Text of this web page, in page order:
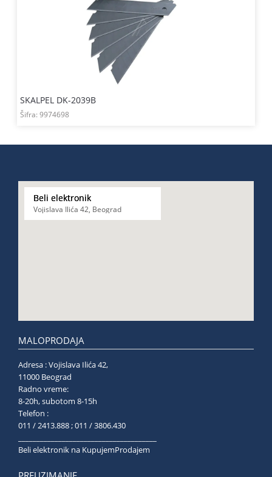
SKALPEL DK-2039B
Šifra: 9974698
Beli elektronik
Vojislava Ilića 42, Beograd
MALOPRODAJA
Adresa : Vojislava Ilića 42,
11000 Beograd
Radno vreme:
8-20h, subotom 8-15h
Telefon :
011 / 2413.888 ; 011 / 3806.430
Beli elektronik na KupujemProdajem